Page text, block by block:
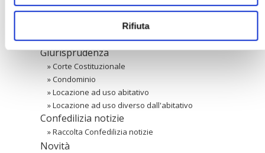
Rifiuta
Legislazione e prassi
»Prassi
Giurisprudenza
»Corte Costituzionale
»Condominio
»Locazione ad uso abitativo
»Locazione ad uso diverso dall'abitativo
Confedilizia notizie
»Raccolta Confedilizia notizie
Novità